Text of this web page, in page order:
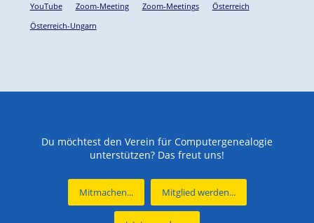
YouTube
Zoom-Meeting Zoom-Meetings
Österreich
Österreich-Ungarn
Du möchtest den Verein für Computergenealogie
unterstützen? Das freut uns!
Mitmachen... Mitglied werden...